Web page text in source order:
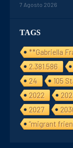
TAGS
**Gabriella
2.381.586
24
105
2022
2027
“migrant
7 Agosto 2026